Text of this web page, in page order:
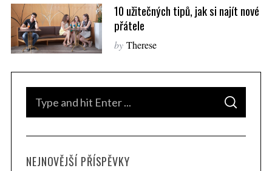
10 užitečných tipů, jak si najít nové
přátele
by Therese
c
S
A
C
NEJNOVĚJŠÍ PŘÍSPĚVKY